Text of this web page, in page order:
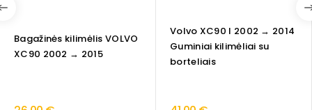
Bagažinės kilimėlis VOLVO
XC90 2002 → 2015
Volvo XC90 I 2002 → 2014
Guminiai kilimėliai su
borteliais